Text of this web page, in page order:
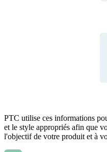
PTC utilise ces informations
et le style appropriés afin que
l'objectif de votre produit et à